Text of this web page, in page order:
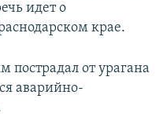
идет о
крае.
пострадал от урагана
аварийно-